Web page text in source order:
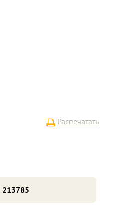
Распечатать
213785